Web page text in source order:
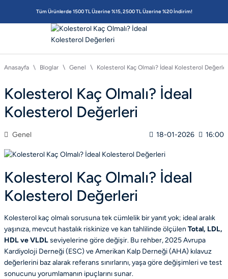
Tüm Ürünlerde 1500 TL Üzerine %15, 2500 TL Üzerine %20 İndirim!
Anasayfa Bloglar Genel Kolesterol Kaç Olmalı? İdeal Kolesterol
Kolesterol Kaç Olmalı? İdeal
Kolesterol Değerleri
Genel 18-01-2026 16:00
Kolesterol Kaç Olmalı? İdeal
Kolesterol Değerleri
Kolesterol kaç olmalısorusuna tek cümlelik bir yanıt yok; ideal aralık
yaşınıza, mevcut hastalık riskinize ve kan tahlilinde ölçülen Total, LDL,
HDL ve VLDLseviyelerine göre değişir. Bu rehber, 2025 Avrupa
Kardiyoloji Derneği (ESC) ve Amerikan Kalp Derneği (AHA) kılavuz
değerlerini baz alarak referans sınırlarını, yaşa göre değişimleri ve test
sonucunu yorumlamanın ipuçlarını sunar.